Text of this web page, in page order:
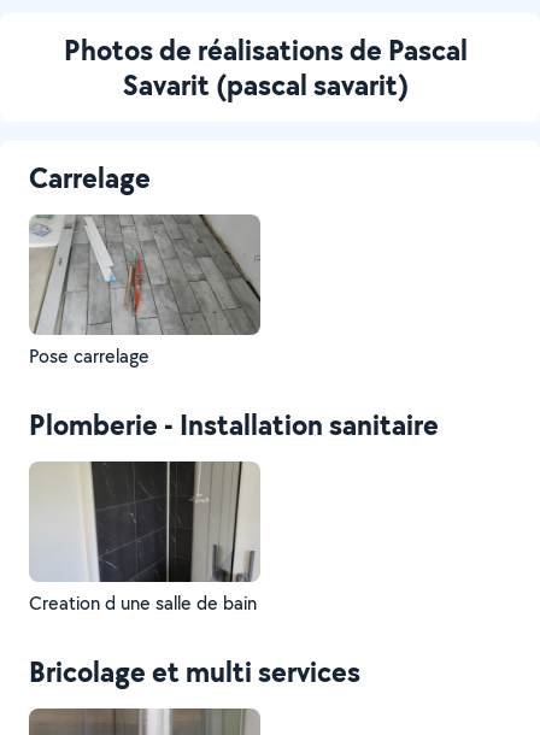
Photos de réalisations de Pascal
Savarit (pascal savarit)
Carrelage
Pose carrelage
Plomberie - Installation sanitaire
Creation d une salle de bain
Bricolage et multi services